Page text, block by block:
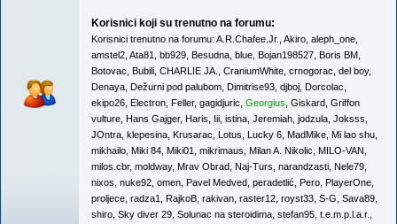
Korisnici koji su trenutno na forumu:
Korisnici trenutno na forumu: A.R.Chafee.Jr. Akiro aleph_one
amstel2 Ata81 bb929 Besudna blue Bojan198527 Boris BM
Botovac Bubili CHARLIE JA. CraniumWhite crnogorac del boy,
Denaya Dežurni pod palubom Dimitrise93 djboj Dorcolac
ekipo26 Electron Feller, gagidjuric Georgius Giskard Griffon
vulture Hans Gajger, Haris Iii istina Jeremiah jodzula Joksss
JOntra klepesina Krusarac Lotus Lucky 6 MadMike Mi lao shu
mikhailo Miki 84 Miki01 mikrimaus Milan A. Nikolic MILO-VAN
milos.cbr, moldway, Mrav Obrad Naj-Turs narandzasti Nele79
nixos nuke92 omen Pavel Medved peradetlić Pero PlayerOne
proljece radza1 RajkoB rakivan raster12 royst33 S-G Sava89
shiro Sky diver 29 Solunac na steroidima stefan95 t.e.m.p.l.a.r.